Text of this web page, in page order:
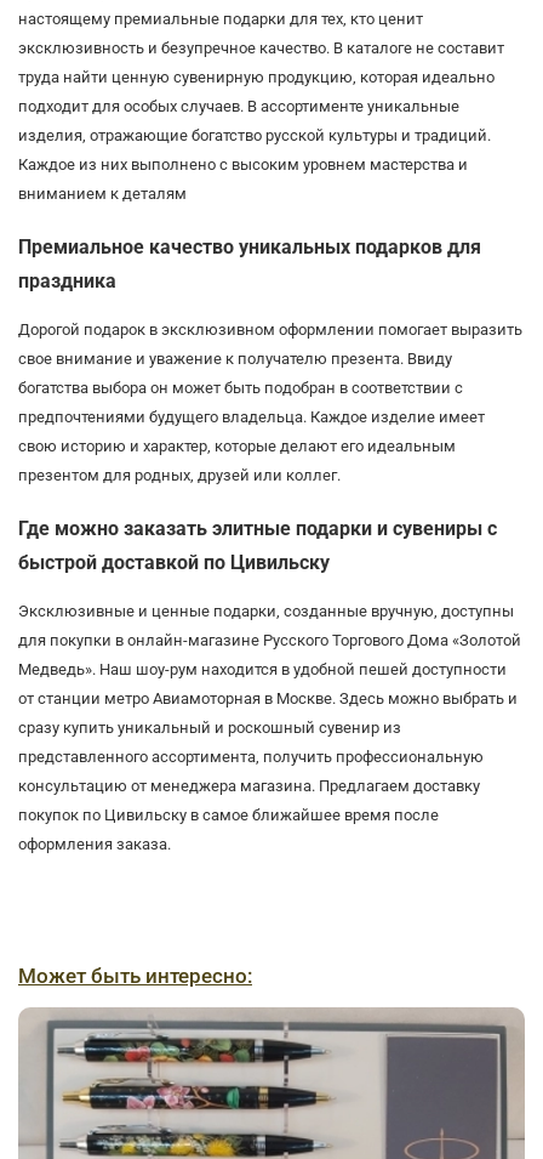
настоящему премиальные подарки для тех, кто ценит
эксклюзивность и безупречное качество. В каталоге не составит
труда найти ценную сувенирную продукцию, которая идеально
подходит для особых случаев. В ассортименте уникальные
изделия, отражающие богатство русской культуры и традиций.
Каждое из них выполнено с высоким уровнем мастерства и
вниманием к деталям
Премиальное качество уникальных подарков для
праздника
Дорогой подарок в эксклюзивном оформлении помогает выразить
свое внимание и уважение к получателю презента. Ввиду
богатства выбора он может быть подобран в соответствии с
предпочтениями будущего владельца. Каждое изделие имеет
свою историю и характер, которые делают его идеальным
презентом для родных, друзей или коллег.
Где можно заказать элитные подарки и сувениры с
быстрой доставкой по Цивильску
Эксклюзивные и ценные подарки, созданные вручную, доступны
для покупки в онлайн-магазине Русского Торгового Дома «Золотой
Медведь». Наш шоу-рум находится в удобной пешей доступности
от станции метро Авиамоторная в Москве. Здесь можно выбрать и
сразу купить уникальный и роскошный сувенир из
представленного ассортимента, получить профессиональную
консультацию от менеджера магазина. Предлагаем доставку
покупок по Цивильску в самое ближайшее время после
оформления заказа.
Может быть интересно: